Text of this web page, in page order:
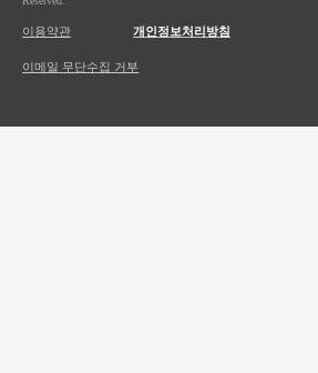
이용약관 개인정보처리방침
이메일 무단수집 거부